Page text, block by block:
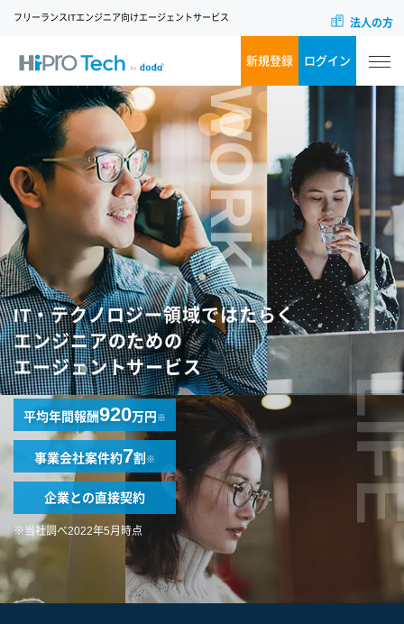
フリーランスITエンジニア向けエージェントサービス 法人の方
新規登録 ログイン
WORK
IT・テクノロジー領域ではたらく
エンジニアのための
エージェントサービス
平均年間報酬920万円※
事業会社案件約7割※
企業との直接契約
※当社調べ2022年5月時点